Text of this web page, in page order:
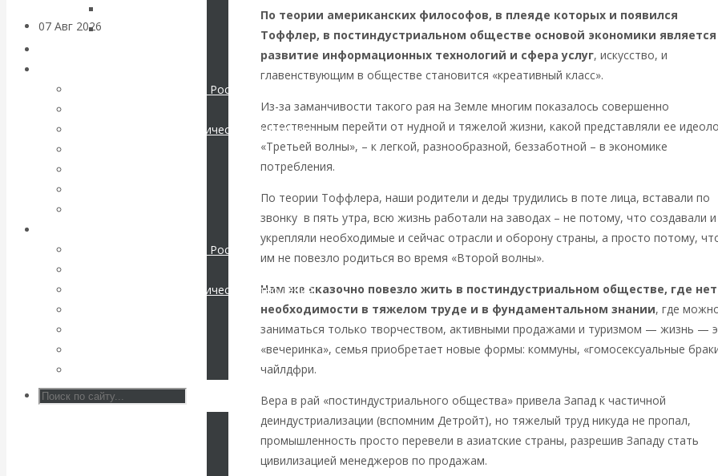
Экономика современной России
Международные экономические отношения
Экономика современной России
Международные экономические отношения
07 Авг 2026
ВАлентин
КАтасонов. К
112-летию
начала Первой
мировой войны:
вместо победы
Россия
получила
«похабный»
По теории американских философов, в плеяде которых и появился
Тоффлер, в постиндустриальном обществе основой экономики является
развитие информационных технологий и сфера услуг, искусство, и
главенствующим в обществе становится «креативный класс».
Из-за заманчивости такого рая на Земле многим показалось совершенно
естественным перейти от нудной и тяжелой жизни, какой представляли ее
«Третьей волны», – к легкой, разнообразной, беззаботной – в экономике
потребления.
По теории Тоффлера, наши родители и деды трудились в поте лица, вставали по
звонку в пять утра, всю жизнь работали на заводах – не потому, что создавали и
укрепляли необходимые и сейчас отрасли и оборону страны, а просто потому,
им не повезло родиться во время «Второй волны».
Нам же сказочно повезло жить в постиндустриальном обществе, где нет
необходимости в тяжелом труде и в фундаментальном знании, где
заниматься только творчеством, активными продажами и туризмом — жизнь —
«вечеринка», семья приобретает новые формы: коммуны, «гомосексуальные
чайлдфри.
Вера в рай «постиндустриального общества» привела Запад к частичной
деиндустриализации (вспомним Детройт), но тяжелый труд никуда не пропал,
промышленность просто перевели в азиатские страны, разрешив Западу стать
цивилизацией менеджеров по продажам.